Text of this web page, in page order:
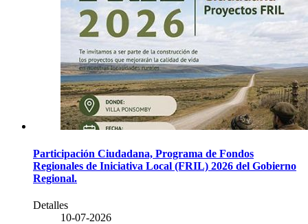
Participación Ciudadana, Programa de Fondos
Regionales de Iniciativa Local (FRIL) 2026 del Gobierno
Regional.
Detalles
10-07-2026